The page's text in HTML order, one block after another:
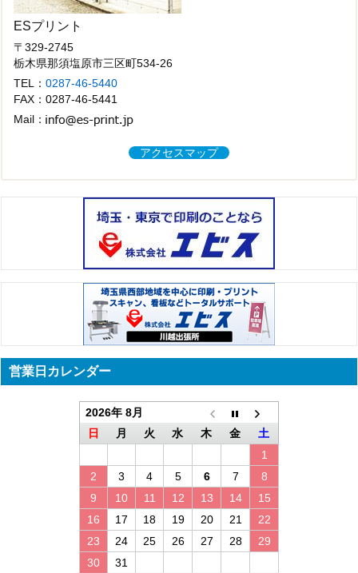
ESプリント
〒329-2745
栃木県那須塩原市三区町534-26
TEL：0287-46-5440
FAX：0287-46-5441
Mail：
アクセスマップ
営業日カレンダー
2026年 8月
日
月 火 水 木 金
土
1
2
3 4 5 6 7
8
9
10 11 12 13 14
15
16
17 18 19 20 21
22
23
24 25 26 27 28
29
30
31